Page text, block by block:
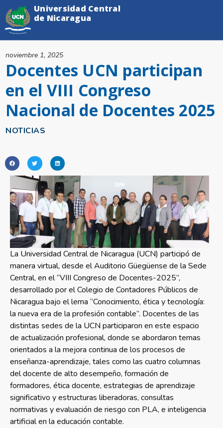
NOTICIAS
Docentes UCN participan
en el VIII Congreso
Nacional de Docentes 2025
noviembre 1, 2025
Universidad Central
de Nicaragua
La Universidad Central de Nicaragua (UCN) participó de
manera virtual, desde el Auditorio Güegüense de la Sede
Central, en el “VIII Congreso de Docentes-2025”,
desarrollado por el Colegio de Contadores Públicos de
Nicaragua bajo el lema “Conocimiento, ética y tecnología:
la nueva era de la profesión contable”. Docentes de las
distintas sedes de la UCN participaron en este espacio
de actualización profesional, donde se abordaron temas
orientados a la mejora continua de los procesos de
enseñanza-aprendizaje, tales como las cuatro columnas
del docente de alto desempeño, formación de
formadores, ética docente, estrategias de aprendizaje
significativo y estructuras liberadoras, consultas
normativas y evaluación de riesgo con PLA, e inteligencia
artificial en la educación contable.